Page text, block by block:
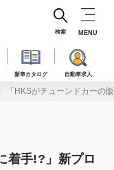
新車カタログ 自動車求人
検索 MENU
「HKSがチューンドカーの
着手!?」新プロ